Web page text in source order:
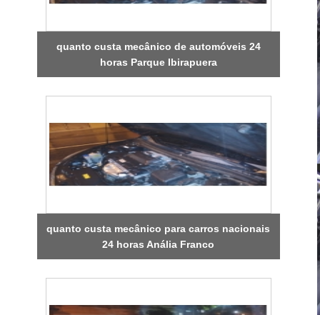
quanto custa mecânico de automóveis 24
horas Parque Ibirapuera
quanto custa mecânico para carros nacionais
24 horas Anália Franco